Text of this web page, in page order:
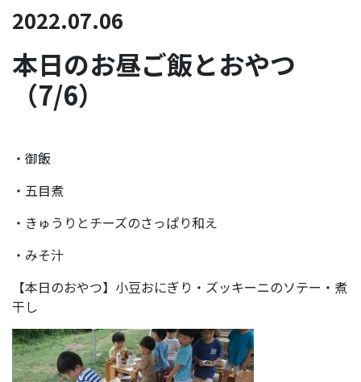
2022.07.06
本日のお昼ご飯とおやつ
（7/6）
・御飯
・五目煮
・きゅうりとチーズのさっぱり和え
・みそ汁
【本日のおやつ】小豆おにぎり・ズッキーニのソテー・煮
干し